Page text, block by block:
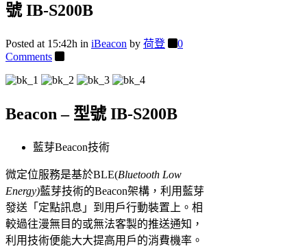
號 IB-S200B
Posted at 15:42h in iBeacon by 荷登
0
Comments
Beacon – 型號 IB-S200B
藍芽Beacon技術
微定位服務是基於BLE(Bluetooth Low
Energy)藍芽技術的Beacon架構，利用藍芽
發送「定點訊息」到用戶行動裝置上。相
較過往漫無目的或無法客製的推送通知，
利用技術便能大大提高用戶的消費機率。